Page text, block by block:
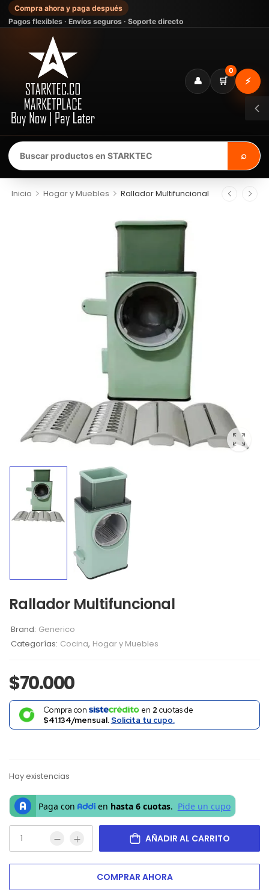
Compra ahora y paga después
Pagos flexibles · Envíos seguros · Soporte directo
👤 🛒
0
⚡
⌕
Inicio > Hogar y Muebles > Rallador Multifuncional
Rallador Multifuncional
Brand: Generico
Categorías: Cocina, Hogar y Muebles
$70.000
Compra con en 2 cuotas de
$41.134/mensual.Solicita tu cupo.
Hay existencias
AÑADIR AL CARRITO
COMPRAR AHORA